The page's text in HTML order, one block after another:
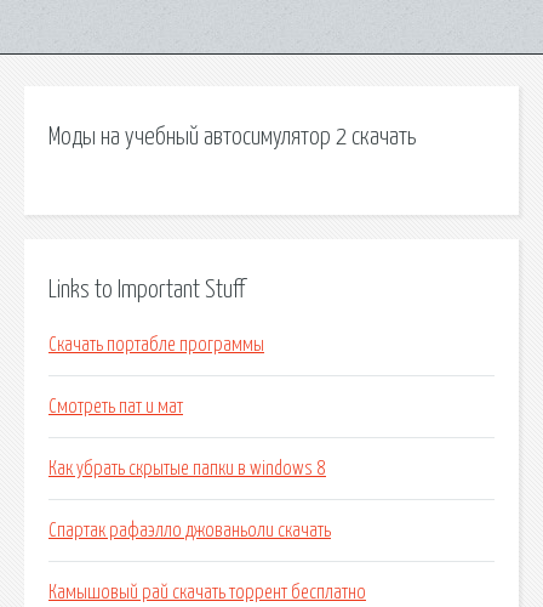
Моды на учебный автосимулятор 2 скачать
Links to Important Stuff
Скачать портабле программы
Смотреть пат и мат
Как убрать скрытые папки в windows 8
Спартак рафаэлло джованьоли скачать
Камышовый рай скачать торрент бесплатно